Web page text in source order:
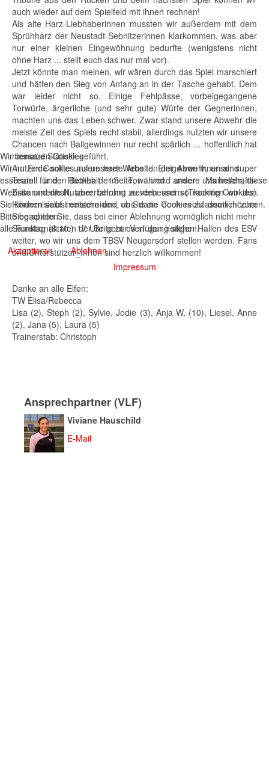
auch wieder auf dem Spielfeld mit ihnen rechnen!
Als alte Harz-Liebhaberinnen mussten wir außerdem mit dem
Sprühharz der Neustadt-Sebnitzerinnen klarkommen, was aber
nur einer kleinen Eingewöhnung bedurfte (wenigstens nicht
ohne Harz ... stellt euch das nur mal vor).
Jetzt könnte man meinen, wir wären durch das Spiel marschiert
und hätten den Sieg von Anfang an in der Tasche gehabt. Dem
war leider nicht so. Einige Fehlpässe, vorbeigegangene
Torwürfe, ärgerliche (und sehr gute) Würfe der Gegnerinnen,
machten uns das Leben schwer. Zwar stand unsere Abwehr die
meiste Zeit des Spiels recht stabil, allerdings nutzten wir unsere
Chancen nach Ballgewinnen nur recht spärlich … hoffentlich hat
niemand Statistik geführt.
Am Ende sollte unsere harte Arbeit in der Abwehr, unser super
Team und Rückhalt im Tor und unser Mannschafts-
Zusammenhalt, aber belohnt werden und so konnten wir den
Hindernislauf meistern und uns dann doch recht deutlich zum
Sieg spielen.
Samstag (8.10.) 17 Uhr geht es in den heiligen Hallen des ESV
weiter, wo wir uns dem TBSV Neugersdorf stellen werden. Fans
und Unterstützer_Innen sind herzlich willkommen!
Danke an alle Elfen:
TW Elisa/Rebecca
Lisa (2), Steph (2), Sylvie, Jodie (3), Anja W. (10), Liesel, Anne
(2), Jana (5), Laura (5)
Trainerstab: Christoph
Ansprechpartner (VLF)
Viviane Hauschild
E-Mail
Wir benutzen Cookies
Wir nutzen Cookies auf unserer Website. Einige von ihnen sind
essenziell für den Betrieb der Seite, während andere uns helfen, diese
Website und die Nutzererfahrung zu verbessern (Tracking Cookies).
Sie können selbst entscheiden, ob Sie die Cookies zulassen möchten.
Bitte beachten Sie, dass bei einer Ablehnung womöglich nicht mehr
alle Funktionalitäten der Seite zur Verfügung stehen.
Akzeptieren
Ablehnen
Impressum